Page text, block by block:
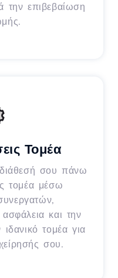
την επιβεβαίωση
Τομέα
σου πάνω
τομέα μέσω
και την
ιδανικό τομέα για
σου.